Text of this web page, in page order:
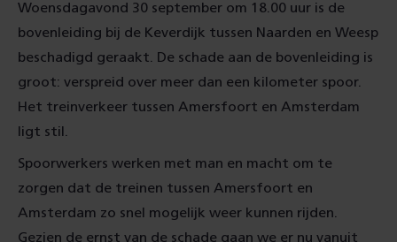
Woensdagavond 30 september om 18.00 uur is de
bovenleiding bij de Keverdijk tussen Naarden en Weesp
beschadigd geraakt. De schade aan de bovenleiding is
groot: verspreid over meer dan een kilometer spoor.
Het treinverkeer tussen Amersfoort en Amsterdam
ligt stil.
Spoorwerkers werken met man en macht om te
zorgen dat de treinen tussen Amersfoort en
Amsterdam zo snel mogelijk weer kunnen rijden.
Gezien de ernst van de schade gaan we er nu vanuit